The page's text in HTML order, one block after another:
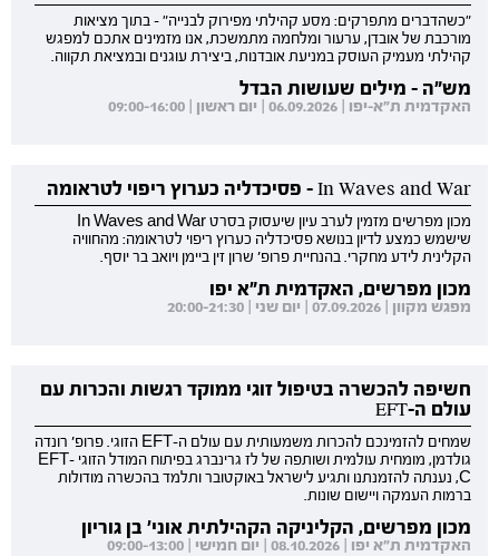
"כשהדברים מתפרקים: מסע קהילתי מפירוק לבנייה" - בתוך מציאות
מורכבת של אובדן, ערעור ומלחמה מתמשכת, אנו מזמינים אתכם למפגש
קהילתי מעמיק העוסק במניעת אובדנות, ביצירת עוגנים ובמציאת תקווה.
מש"ה - מילים שעושות הבדל
האקדמית ת"א-יפו | 06.09.2026 | יום ראשון | 09:00-16:00
In Waves and War - פסיכדליה כערוץ ריפוי לטראומה
מכון מפרשים מזמין לערב עיון שיעסוק בסרט In Waves and War
שישמש כמצע לדיון בנושא פסיכדליה כערוץ ריפוי לטראומה: מהחוויה
הקלינית לידע מחקרי. בהנחיית פרופ' שרון זין ביימן ויואב בר יוסף.
מכון מפרשים, האקדמית ת"א יפו
מפגש מקוון | 07.09.2026 | יום שני | 20:00-21:30
חשיפה להכשרה בטיפול זוגי ממוקד רגשות והכרות עם
עולם ה-EFT
שמחים להזמינכם להכרות משמעותית עם עולם ה-EFT הזוגי. פרופ' רונדה
גולדמן, מומחית עולמית ושותפה של לז גרינברג בפיתוח המודל הזוגי EFT-
C, נענתה להזמנתנו ותגיע לישראל באוקטובר ותלמד בהכשרה מודולות
ברמות העמקה ויישום שונות.
מכון מפרשים, הקליניקה הקהילתית אוני' בן גוריון
האקדמית ת"א יפו | 08.10.2026 | יום חמישי | 09:00-13:00